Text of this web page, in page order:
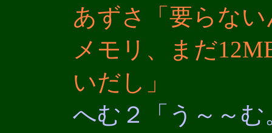
あずさ「要らな
メモリ、まだ
いだし」
へむ２「う～～